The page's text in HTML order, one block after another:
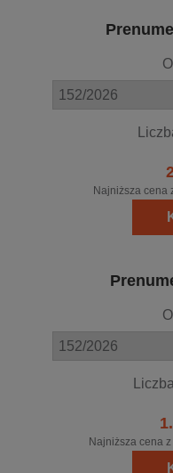
Najniższa cena
Najniższa cena